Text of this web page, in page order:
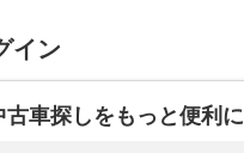
イン
古車探しをもっと便利に